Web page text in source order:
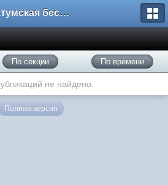
Батумская беседка
По секции По времени
не найдено.
Полная версия